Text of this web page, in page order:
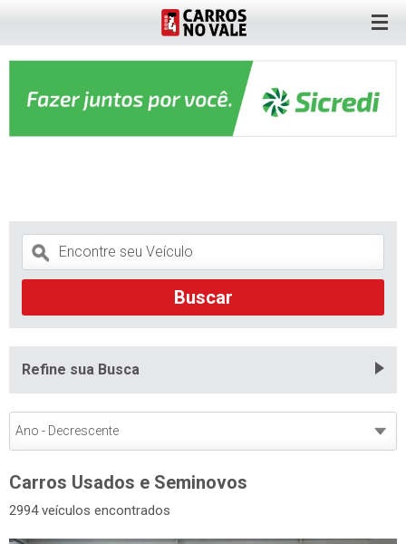
Refine sua Busca
Carros Usados e Seminovos
2994 veículos encontrados